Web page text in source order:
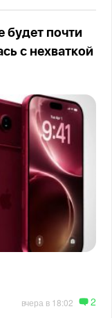
будет почти
с нехваткой
вчера в 18:02 2